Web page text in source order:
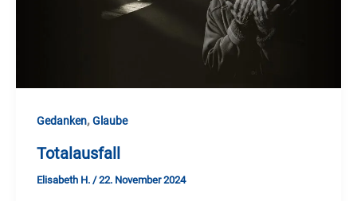
Gedanken,Glaube
Totalausfall
Elisabeth H. /22. November 2024